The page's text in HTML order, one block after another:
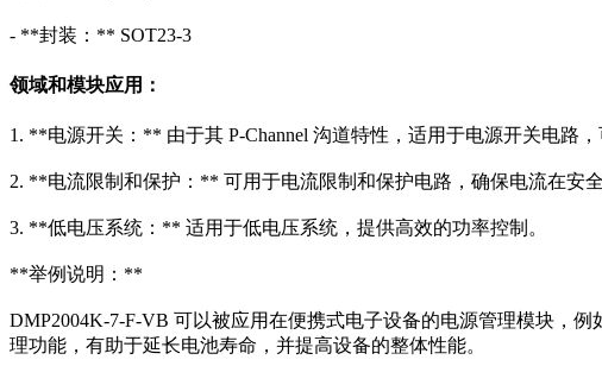
- **封装：** SOT23-3
领域和模块应用：
1. **电源开关：** 由于其 P-Channel 沟道特性，适用于电源开关电路，
2. **电流限制和保护：** 可用于电流限制和保护电路，确保电流在安全
3. **低电压系统：** 适用于低电压系统，提供高效的功率控制。
**举例说明：**
DMP2004K-7-F-VB 可以被应用在便携式电子设备的电源管理模块，
理功能，有助于延长电池寿命，并提高设备的整体性能。